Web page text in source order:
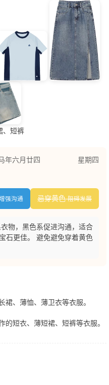
、短裤
年六月廿四 星期四
强沟通 忌穿黄色 阻碍发展
物，黑色系促进沟通，适合
石更佳。 避免避免穿着黄色
裙、薄恤、薄卫衣等衣服。
的短衣、薄短裙、短裤等衣服。